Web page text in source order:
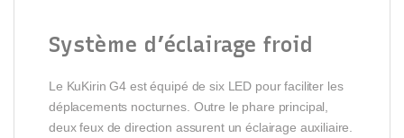
Système d’éclairage froid
Le KuKirin G4 est équipé de six LED pour faciliter les
déplacements nocturnes. Outre le phare principal,
deux feux de direction assurent un éclairage auxiliaire.